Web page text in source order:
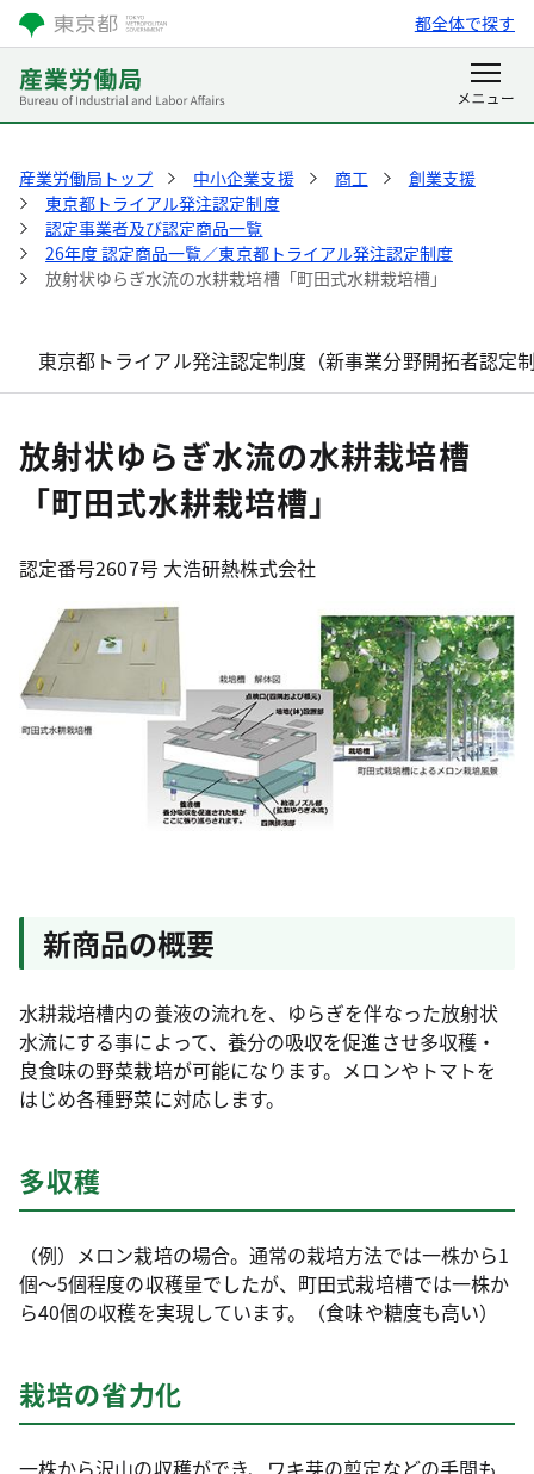
都全体で探す
産業労働局トップ 中小企業支援 商工
創業支援
東京都トライアル発注認定制度
認定事業者及び認定商品一覧
26年度 認定商品一覧／東京都トライアル発注認定制度
放射状ゆらぎ水流の水耕栽培槽「町田式水耕栽培槽」
東京都トライアル発注認定制度（新事業分野開拓者認定
放射状ゆらぎ水流の水耕栽培槽
「町田式水耕栽培槽」
認定番号2607号 大浩研熱株式会社
新商品の概要
水耕栽培槽内の養液の流れを、ゆらぎを伴なった放射状
水流にする事によって、養分の吸収を促進させ多収穫・
良食味の野菜栽培が可能になります。メロンやトマトを
はじめ各種野菜に対応します。
多収穫
（例）メロン栽培の場合。通常の栽培方法では一株から1
個～5個程度の収穫量でしたが、町田式栽培槽では一株か
ら40個の収穫を実現しています。（食味や糖度も高い）
栽培の省力化
一株から沢山の収穫ができ、ワキ芽の剪定などの手間も